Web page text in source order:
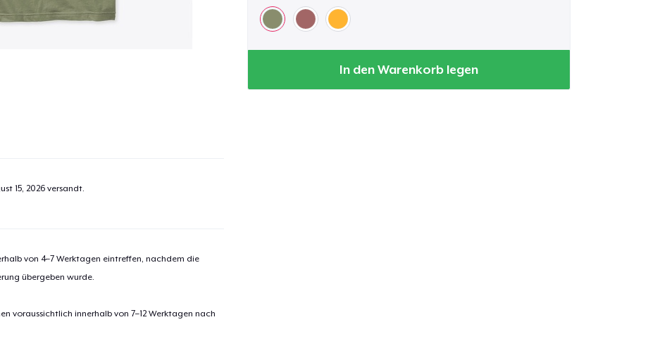
In den Warenkorb legen
15, 2026versandt.
von 4–7 Werktagen eintreffen, nachdem die
übergeben wurde.
voraussichtlich innerhalb von 7–12 Werktagen nach